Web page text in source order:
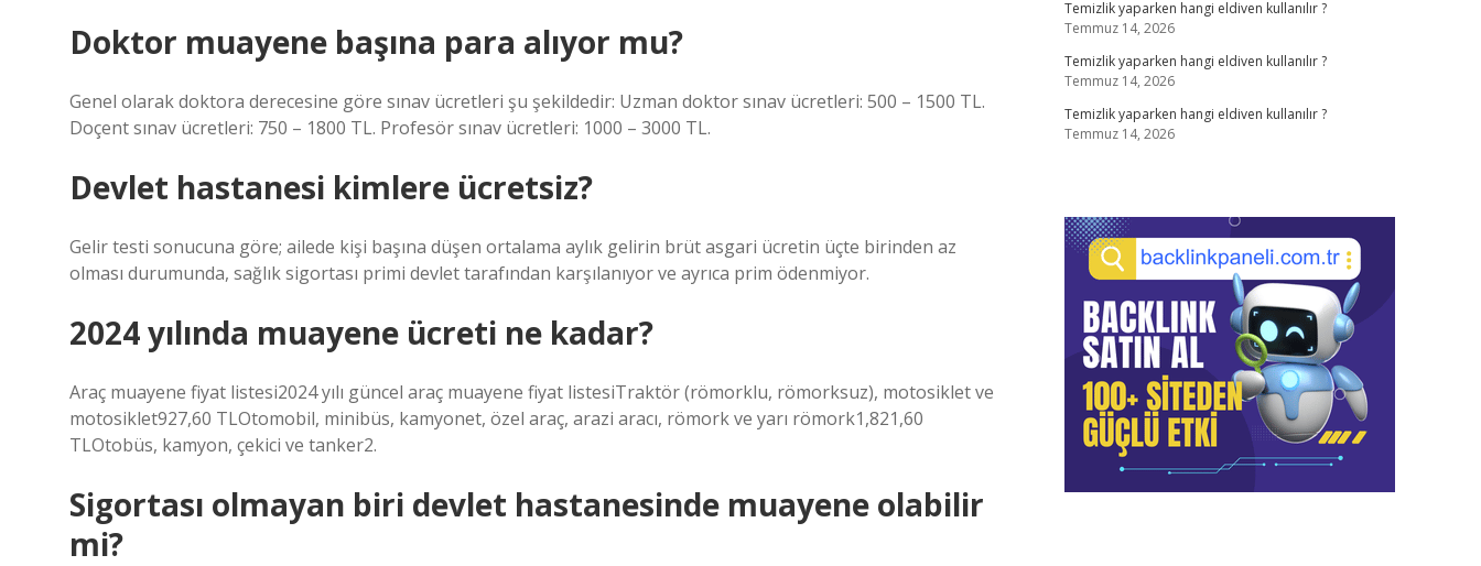
Doktor muayene başına para alıyor mu?
Genel olarak doktora derecesine göre sınav ücretleri şu şekildedir: Uzman doktor sınav ücretleri: 500 – 1500 TL.
Doçent sınav ücretleri: 750 – 1800 TL. Profesör sınav ücretleri: 1000 – 3000 TL.
Devlet hastanesi kimlere ücretsiz?
Gelir testi sonucuna göre; ailede kişi başına düşen ortalama aylık gelirin brüt asgari ücretin üçte birinden az
olması durumunda, sağlık sigortası primi devlet tarafından karşılanıyor ve ayrıca prim ödenmiyor.
2024 yılında muayene ücreti ne kadar?
Araç muayene fiyat listesi2024 yılı güncel araç muayene fiyat listesiTraktör (römorklu, römorksuz), motosiklet ve
motosiklet927,60 TLOtomobil, minibüs, kamyonet, özel araç, arazi aracı, römork ve yarı römork1,821,60
TLOtobüs, kamyon, çekici ve tanker2.
Sigortası olmayan biri devlet hastanesinde muayene olabilir
mi?
Temizlik yaparken hangi eldiven kullanılır ?
Temmuz 14, 2026
Temizlik yaparken hangi eldiven kullanılır ?
Temmuz 14, 2026
Temizlik yaparken hangi eldiven kullanılır ?
Temmuz 14, 2026